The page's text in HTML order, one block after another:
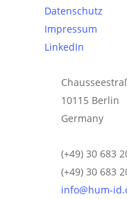
Datenschutz
Impressum
LinkedIn
10115 Berlin
Germany
(+49) 30 683
(+49) 30 683
info@hum-